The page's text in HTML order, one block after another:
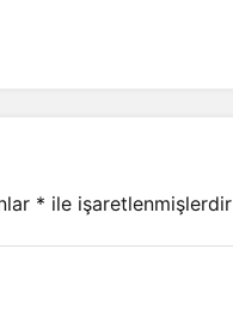
* ile işaretlenmişlerdir